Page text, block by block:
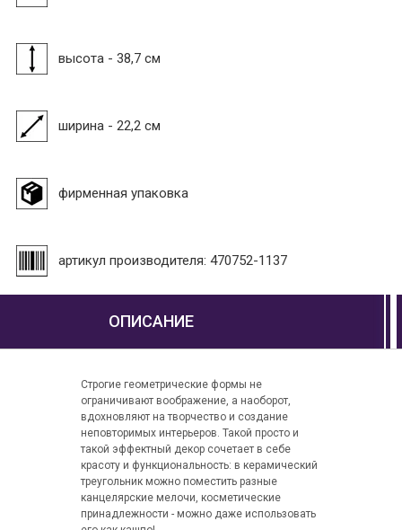
высота - 38,7 см
ширина - 22,2 см
фирменная упаковка
артикул производителя: 470752-1137
ОПИСАНИЕ
Строгие геометрические формы не
ограничивают воображение, а наоборот,
вдохновляют на творчество и создание
неповторимых интерьеров. Такой просто и
такой эффектный декор сочетает в себе
красоту и функциональность: в керамический
треугольник можно поместить разные
канцелярские мелочи, косметические
принадлежности - можно даже использовать